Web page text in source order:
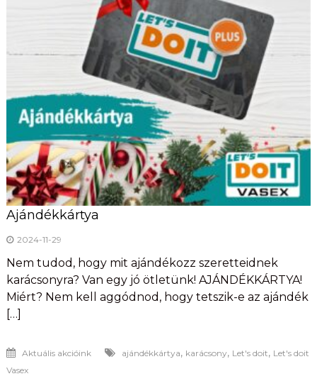
Ajándékkártya
2024-11-29
Nem tudod, hogy mit ajándékozz szeretteidnek
karácsonyra? Van egy jó ötletünk! AJÁNDÉKKÁRTYA!
Miért? Nem kell aggódnod, hogy tetszik-e az ajándék
[…]
Aktuális akcióink ajándékkártya, karácsony, Let's doit, Let's doit
Vasex